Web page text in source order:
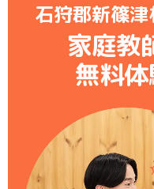
石狩郡新篠
家庭教
無料